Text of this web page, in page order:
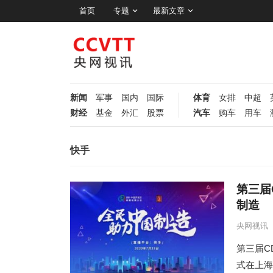
首页 专题 最新文章
新闻 军事 国内
国际
财经
基金 外汇 股票
体育 女排 中超
汽车
购车 用车
快手
第三
制造
央网视讯
第三届
式在上